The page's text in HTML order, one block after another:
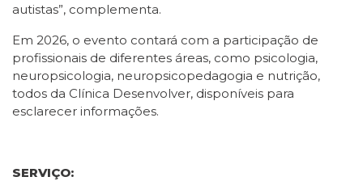
autistas”, complementa.
Em 2026, o evento contará com a participação de
profissionais de diferentes áreas, como psicologia,
neuropsicologia, neuropsicopedagogia e nutrição,
todos da Clínica Desenvolver, disponíveis para
esclarecer informações.
SERVIÇO: